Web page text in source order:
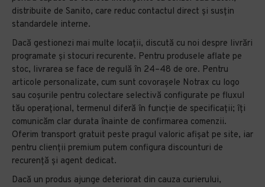
distribuite de Sanito, care reduc contactul direct și susțin
standardele interne.
Dacă gestionezi mai multe locații, discută cu noi despre livrări
programate și stocuri recurente. Pentru produsele aflate pe
stoc, livrarea se face de regulă în 24–48 de ore. Pentru
articole personalizate, cum sunt covorașele Notrax cu logo
sau coșurile pentru colectare selectivă configurate pe fluxul
tău operațional, termenul diferă în funcție de specificații; îți
comunicăm clar durata înainte de confirmarea comenzii.
Oferim transport gratuit peste pragul valoric afișat pe site, iar
pentru clienții premium putem configura discounturi de
recurență și agent dedicat.
Dacă un produs ajunge deteriorat din cauza curierului,